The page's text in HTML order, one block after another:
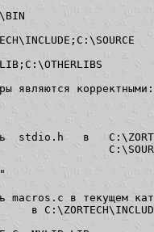
являются корректными:
stdio.h   в
macros.c в текущем
в